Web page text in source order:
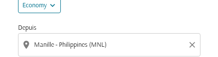
Economy expand_more
Depuis
location_on close